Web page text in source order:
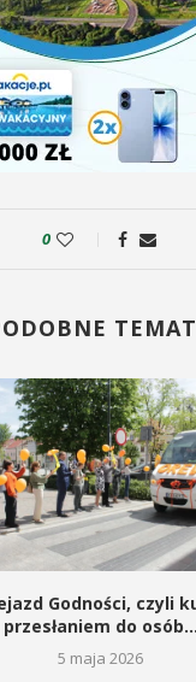
0
Godności, czyli
przesłaniem do osób...
5 maja 2026